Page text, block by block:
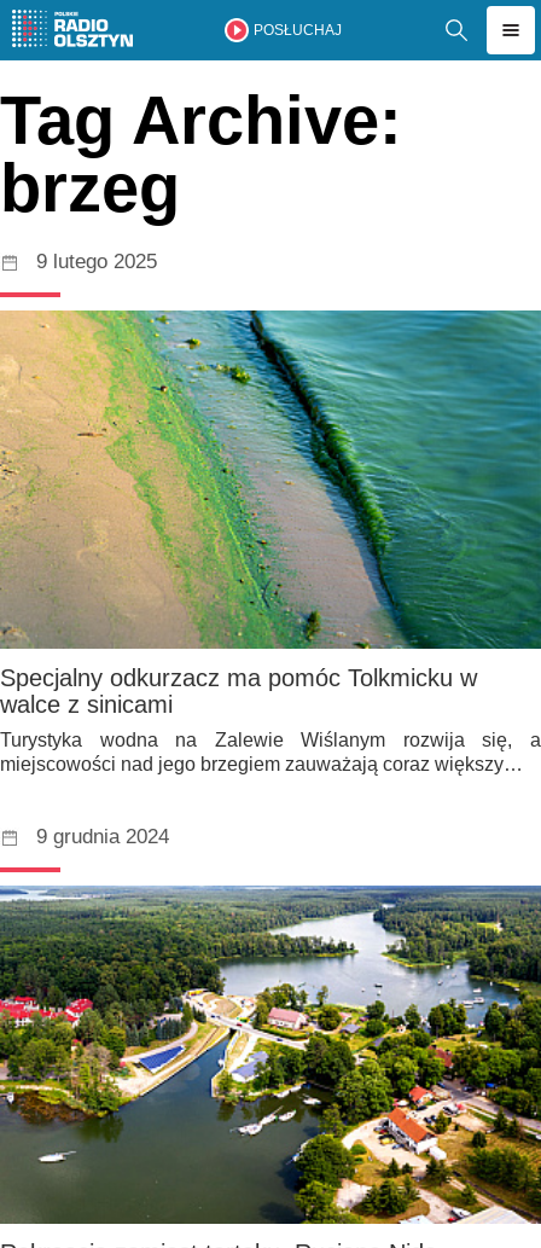
POSŁUCHAJ
Tag Archive:
brzeg
9 lutego 2025
Specjalny odkurzacz ma pomóc Tolkmicku w
walce z sinicami
Turystyka wodna na Zalewie Wiślanym rozwija się, a
miejscowości nad jego brzegiem zauważają coraz większy…
9 grudnia 2024